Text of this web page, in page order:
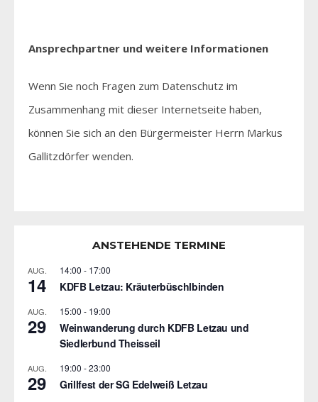
Ansprechpartner und weitere Informationen
Wenn Sie noch Fragen zum Datenschutz im
Zusammenhang mit dieser Internetseite haben,
können Sie sich an den Bürgermeister Herrn Markus
Gallitzdörfer wenden.
ANSTEHENDE TERMINE
AUG.
14
14:00 - 17:00
KDFB Letzau: Kräuterbüschlbinden
AUG.
29
15:00 - 19:00
Weinwanderung durch KDFB Letzau und
Siedlerbund Theisseil
AUG.
29
19:00 -23:00
Grillfest der SG Edelweiß Letzau